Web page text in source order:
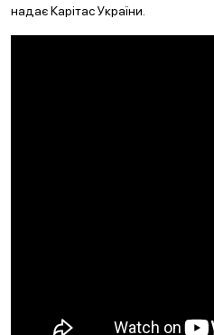
надає Карітас України.